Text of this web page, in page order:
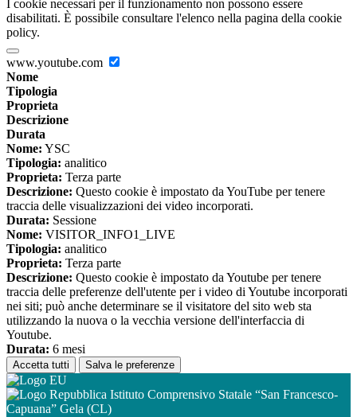
I cookie necessari per il funzionamento non possono essere
disabilitati. È possibile consultare l'elenco nella pagina della cookie
policy.
www.youtube.com
Nome
Tipologia
Proprieta
Descrizione
Durata
Nome: YSC
Tipologia: analitico
Proprieta: Terza parte
Descrizione: Questo cookie è impostato da YouTube per tenere
traccia delle visualizzazioni dei video incorporati.
Durata: Sessione
Nome: VISITOR_INFO1_LIVE
Tipologia: analitico
Proprieta: Terza parte
Descrizione: Questo cookie è impostato da Youtube per tenere
traccia delle preferenze dell'utente per i video di Youtube incorporati
nei siti; può anche determinare se il visitatore del sito web sta
utilizzando la nuova o la vecchia versione dell'interfaccia di
Youtube.
Durata: 6 mesi
Accetta tutti Salva le preferenze
Istituto Comprensivo Statale “San Francesco-
Capuana” Gela (CL)